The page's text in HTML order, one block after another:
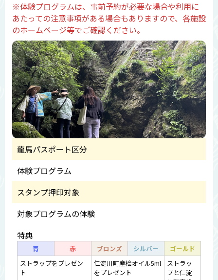
※体験プログラムは、事前予約が必要な場合や利用に
あたっての注意事項がある場合もありますので、各施設
のホームページ等でご確認ください。
龍馬パスポート区分
体験プログラム
スタンプ押印対象
対象プログラムの体験
特典
青 赤 ブロンズ シルバー
ゴールド
ストラップをプレゼン
ト
仁淀川町産桧オイル5ml
をプレゼント
ストラッ
プと仁淀